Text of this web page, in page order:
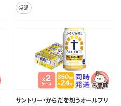
常温
サントリー・からだを想うオールフリ